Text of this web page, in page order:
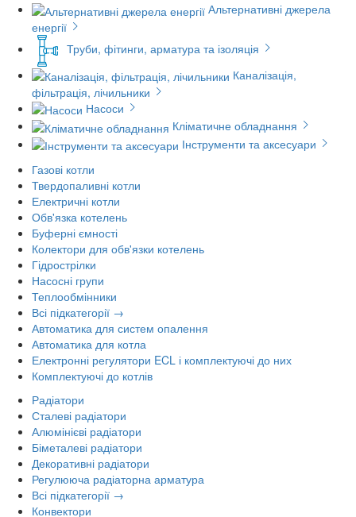
Альтернативні джерела
енергії
Труби, фітинги, арматура та ізоляція
Каналізація,
фільтрація, лічильники
Насоси
Кліматичне обладнання
Інструменти та аксесуари
Газові котли
Твердопаливні котли
Електричні котли
Обв'язка котелень
Буферні ємності
Колектори для обв'язки котелень
Гідрострілки
Насосні групи
Теплообмінники
Всі підкатегорії →
Автоматика для систем опалення
Автоматика для котла
Електронні регулятори ECL і комплектуючі до них
Комплектуючі до котлів
Радіатори
Сталеві радіатори
Алюмінієві радіатори
Біметалеві радіатори
Декоративні радіатори
Регулююча радіаторна арматура
Всі підкатегорії →
Конвектори